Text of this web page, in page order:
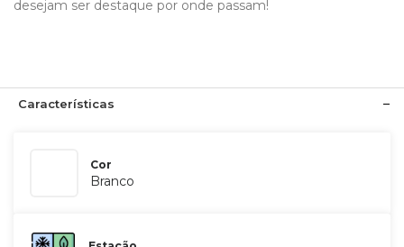
desejam ser destaque por onde passam!
Características
Cor
Branco